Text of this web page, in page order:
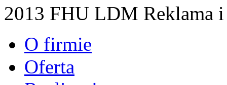
2013 FHU LDM Reklama
O firmie
Oferta